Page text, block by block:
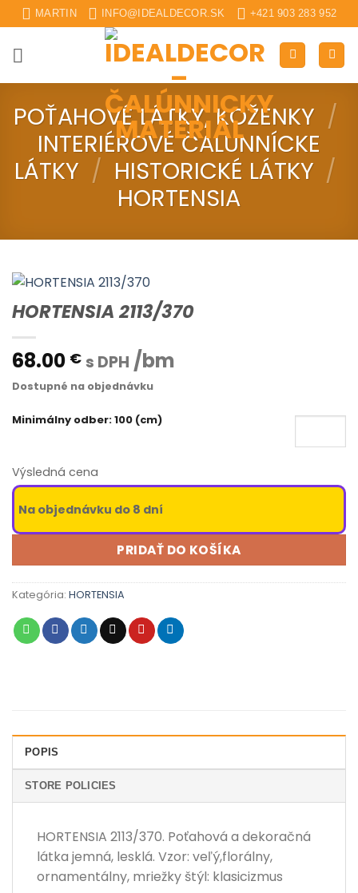
Skip
to
content
MARTIN INFO@IDEALDECOR.SK +421 903 283 952
POŤAHOVÉ LÁTKY, KOŽENKY /
INTERIÉROVÉ ČALUNNÍCKE
LÁTKY / HISTORICKÉ LÁTKY /
HORTENSIA
HORTENSIA 2113/370
68.00 € s DPH /bm
Dostupné na objednávku
Minimálny odber: 100 (cm)
Výsledná cena
Na objednávku do 8 dní
PRIDAŤ DO KOŠÍKA
Kategória: HORTENSIA
POPIS
STORE POLICIES
HORTENSIA 2113/370. Poťahová a dekoračná
látka jemná, lesklá. Vzor: veľý,florálny,
ornamentálny, mriežky štýl: klasicizmus